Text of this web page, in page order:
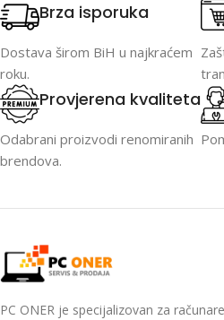
Brza isporuka
Dostava širom BiH u najkraćem
roku.
Provjerena kvaliteta
Odabrani proizvodi renomiranih
brendova.
PC ONER je specijalizovan za